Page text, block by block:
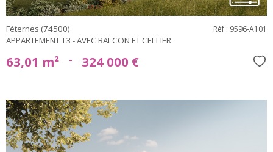
Féternes (74500)
APPARTEMENT T3 - AVEC BALCON ET CELLIER
Réf : 9596-A101
63,01 m² - 324 000 €